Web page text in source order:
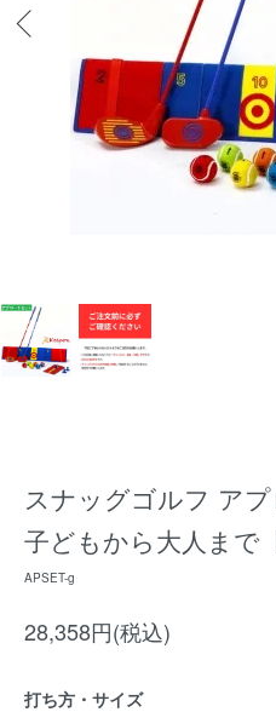
スナッグゴルフ ア
子どもから大人まで
APSET-g
28,358円(税込)
打ち方・サイズ